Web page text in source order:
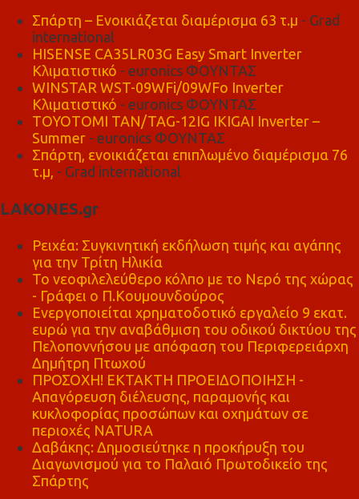
Σπάρτη – Ενοικιάζεται διαμέρισμα 63 τ.μ - Grad
international
HISENSE CA35LR03G Easy Smart Inverter
Κλιματιστικό - euronics ΦΟΥΝΤΑΣ
WINSTAR WST-09WFi/09WFo Inverter
Κλιματιστικό - euronics ΦΟΥΝΤΑΣ
TOYOTOMI TAN/TAG-12IG IKIGAI Inverter –
Summer - euronics ΦΟΥΝΤΑΣ
Σπάρτη, ενοικιάζεται επιπλωμένο διαμέρισμα 76
τ.μ, - Grad international
LAKONES.gr
Ρειχέα: Συγκινητική εκδήλωση τιμής και αγάπης
για την Τρίτη Ηλικία
Το νεοφιλελεύθερο κόλπο με το Νερό της χώρας
- Γράφει ο Π.Κουμουνδούρος
Ενεργοποιείται χρηματοδοτικό εργαλείο 9 εκατ.
ευρώ για την αναβάθμιση του οδικού δικτύου της
Πελοποννήσου με απόφαση του Περιφερειάρχη
Δημήτρη Πτωχού
ΠΡΟΣΟΧΗ! ΕΚΤΑΚΤΗ ΠΡΟΕΙΔΟΠΟΙΗΣΗ -
Απαγόρευση διέλευσης, παραμονής και
κυκλοφορίας προσώπων και οχημάτων σε
περιοχές NATURA
Δαβάκης: Δημοσιεύτηκε η προκήρυξη του
Διαγωνισμού για το Παλαιό Πρωτοδικείο της
Σπάρτης